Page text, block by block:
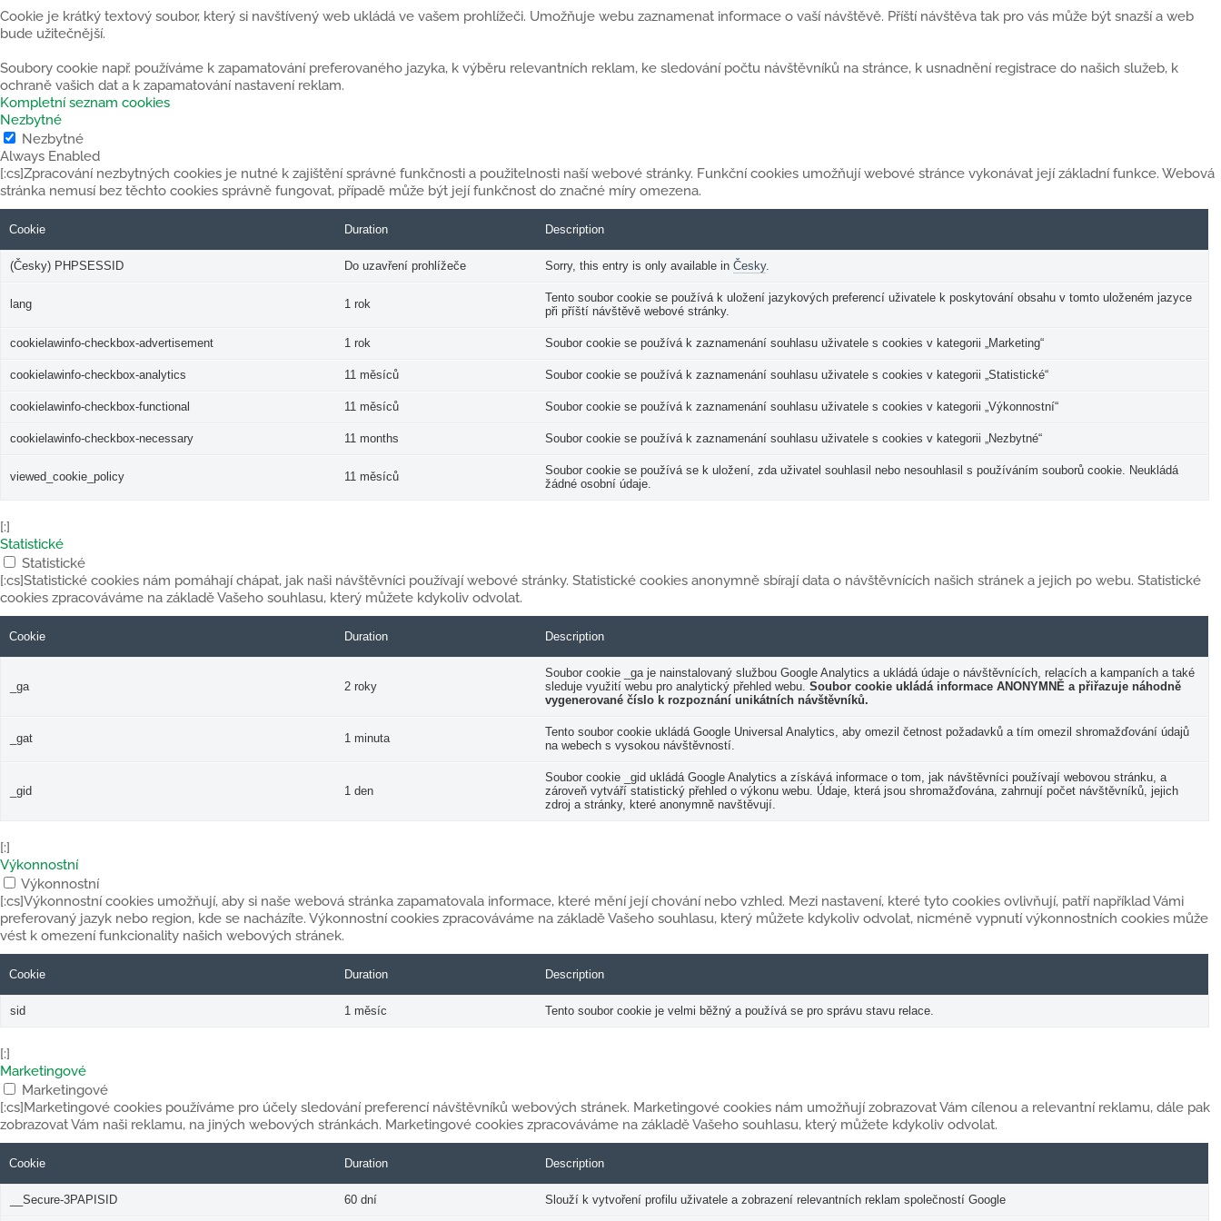
Cookie je krátký textový soubor, který si navštívený web ukládá ve vašem prohlížeči. Umožňuje webu zaznamenat informace o vaší návštěvě. Příští návštěva tak pro vás může být snazší a web
bude užitečnější.
Soubory cookie např. používáme k zapamatování preferovaného jazyka, k výběru relevantních reklam, ke sledování počtu návštěvníků na stránce, k usnadnění registrace do našich služeb, k
ochraně vašich dat a k zapamatování nastavení reklam.
Kompletní seznam cookies
Nezbytné
Nezbytné
Always Enabled
[:cs]Zpracování nezbytných cookies je nutné k zajištění správné funkčnosti a použitelnosti naší webové stránky. Funkční cookies umožňují webové stránce vykonávat její základní funkce. Webová
stránka nemusí bez těchto cookies správně fungovat, případě může být její funkčnost do značné míry omezena.
Cookie Duration Description
(Česky) PHPSESSID Do uzavření prohlížeče Sorry, this entry is only available in Česky.
lang 1 rok
Tento soubor cookie se používá k uložení jazykových preferencí uživatele k poskytování obsahu v tomto uloženém jazyce
při příští návštěvě webové stránky.
cookielawinfo-checkbox-advertisement 1 rok Soubor cookie se používá k zaznamenání souhlasu uživatele s cookies v kategorii „Marketing“
cookielawinfo-checkbox-analytics 11 měsíců Soubor cookie se používá k zaznamenání souhlasu uživatele s cookies v kategorii „Statistické“
cookielawinfo-checkbox-functional 11 měsíců Soubor cookie se používá k zaznamenání souhlasu uživatele s cookies v kategorii „Výkonnostní“
cookielawinfo-checkbox-necessary 11 months Soubor cookie se používá k zaznamenání souhlasu uživatele s cookies v kategorii „Nezbytné“
viewed_cookie_policy 11 měsíců
Soubor cookie se používá se k uložení, zda uživatel souhlasil nebo nesouhlasil s používáním souborů cookie. Neukládá
žádné osobní údaje.
[:]
Statistické
Statistické
[:cs]Statistické cookies nám pomáhají chápat, jak naši návštěvníci používají webové stránky. Statistické cookies anonymně sbírají data o návštěvnících našich stránek a jejich po webu. Statistické
cookies zpracováváme na základě Vašeho souhlasu, který můžete kdykoliv odvolat.
Cookie Duration Description
_ga 2 roky
Soubor cookie _ga je nainstalovaný službou Google Analytics a ukládá údaje o návštěvnících, relacích a kampaních a také
sleduje využití webu pro analytický přehled webu. Soubor cookie ukládá informace ANONYMNĚ a přiřazuje náhodně
vygenerované číslo k rozpoznání unikátních návštěvníků.
_gat 1 minuta
Tento soubor cookie ukládá Google Universal Analytics, aby omezil četnost požadavků a tím omezil shromažďování údajů
na webech s vysokou návštěvností.
_gid 1 den
Soubor cookie _gid ukládá Google Analytics a získává informace o tom, jak návštěvníci používají webovou stránku, a
zároveň vytváří statistický přehled o výkonu webu. Údaje, která jsou shromažďována, zahrnují počet návštěvníků, jejich
zdroj a stránky, které anonymně navštěvují.
[:]
Výkonnostní
Výkonnostní
[:cs]Výkonnostní cookies umožňují, aby si naše webová stránka zapamatovala informace, které mění její chování nebo vzhled. Mezi nastavení, které tyto cookies ovlivňují, patří například Vámi
preferovaný jazyk nebo region, kde se nacházíte. Výkonnostní cookies zpracováváme na základě Vašeho souhlasu, který můžete kdykoliv odvolat, nicméně vypnutí výkonnostních cookies může
vést k omezení funkcionality našich webových stránek.
Cookie Duration Description
sid 1 měsíc Tento soubor cookie je velmi běžný a používá se pro správu stavu relace.
[:]
Marketingové
Marketingové
[:cs]Marketingové cookies používáme pro účely sledování preferencí návštěvníků webových stránek. Marketingové cookies nám umožňují zobrazovat Vám cílenou a relevantní reklamu, dále pak
zobrazovat Vám naši reklamu, na jiných webových stránkách. Marketingové cookies zpracováváme na základě Vašeho souhlasu, který můžete kdykoliv odvolat.
Cookie Duration Description
__Secure-3PAPISID 60 dní Slouží k vytvoření profilu uživatele a zobrazení relevantních reklam společností Google